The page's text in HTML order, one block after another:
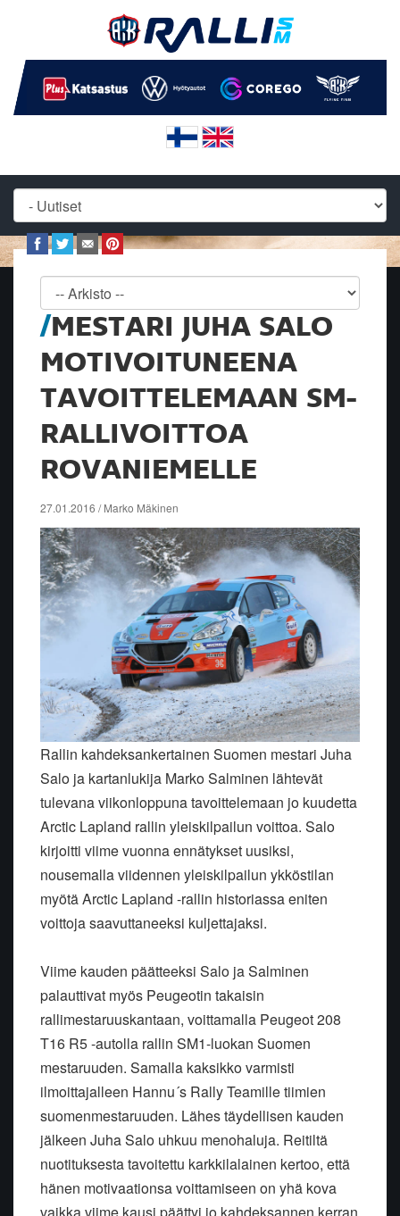
MESTARI JUHA SALO
MOTIVOITUNEENA
TAVOITTELEMAAN SM-
RALLIVOITTOA
ROVANIEMELLE
27.01.2016 / Marko Mäkinen
Rallin kahdeksankertainen Suomen mestari Juha
Salo ja kartanlukija Marko Salminen lähtevät
tulevana viikonloppuna tavoittelemaan jo kuudetta
Arctic Lapland rallin yleiskilpailun voittoa. Salo
kirjoitti viime vuonna ennätykset uusiksi,
nousemalla viidennen yleiskilpailun ykköstilan
myötä Arctic Lapland -rallin historiassa eniten
voittoja saavuttaneeksi kuljettajaksi.
Viime kauden päätteeksi Salo ja Salminen
palauttivat myös Peugeotin takaisin
rallimestaruuskantaan, voittamalla Peugeot 208
T16 R5 -autolla rallin SM1-luokan Suomen
mestaruuden. Samalla kaksikko varmisti
ilmoittajalleen Hannu´s Rally Teamille tiimien
suomenmestaruuden. Lähes täydellisen kauden
jälkeen Juha Salo uhkuu menohaluja. Reitiltä
nuotituksesta tavoitettu karkkilalainen kertoo, että
hänen motivaationsa voittamiseen on yhä kova